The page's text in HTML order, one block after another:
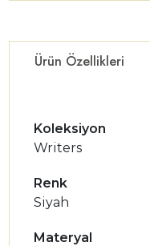
Ürün Özellikleri
Koleksiyon
Writers
Renk
Siyah
Materyal